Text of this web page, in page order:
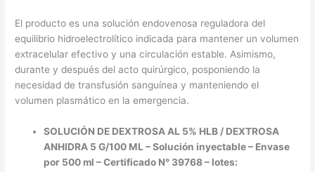
El producto es una solución endovenosa reguladora del
equilibrio hidroelectrolítico indicada para mantener un volumen
extracelular efectivo y una circulación estable. Asimismo,
durante y después del acto quirúrgico, posponiendo la
necesidad de transfusión sanguínea y manteniendo el
volumen plasmático en la emergencia.
SOLUCIÓN DE DEXTROSA AL 5% HLB / DEXTROSA
ANHIDRA 5 G/100 ML – Solución inyectable – Envase
por 500 ml – Certificado N° 39768 – lotes: